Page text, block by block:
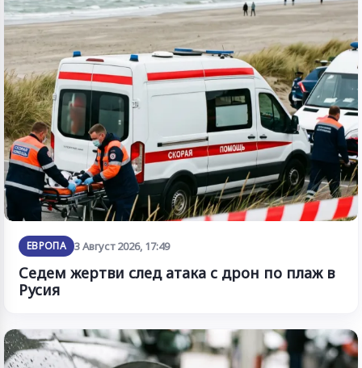
ЕВРОПА 3 Август 2026, 17:49
Седем жертви след атака с дрон по плаж в
Русия